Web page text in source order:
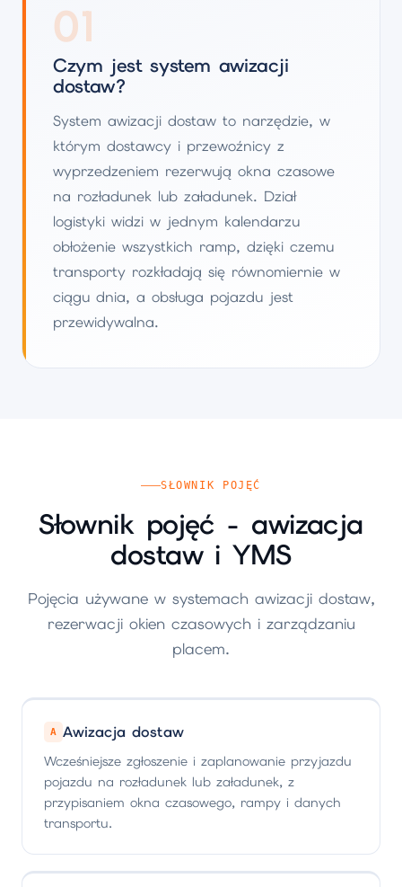
01
Czym jest system awizacji
dostaw?
System awizacji dostaw to narzędzie, w
którym dostawcy i przewoźnicy z
wyprzedzeniem rezerwują okna czasowe
na rozładunek lub załadunek. Dział
logistyki widzi w jednym kalendarzu
obłożenie wszystkich ramp, dzięki czemu
transporty rozkładają się równomiernie w
ciągu dnia, a obsługa pojazdu jest
przewidywalna.
SŁOWNIK POJĘĆ
Słownik pojęć - awizacja
dostaw i YMS
Pojęcia używane w systemach awizacji dostaw,
rezerwacji okien czasowych i zarządzaniu
placem.
A Awizacja dostaw
Wcześniejsze zgłoszenie i zaplanowanie przyjazdu
pojazdu na rozładunek lub załadunek, z
przypisaniem okna czasowego, rampy i danych
transportu.